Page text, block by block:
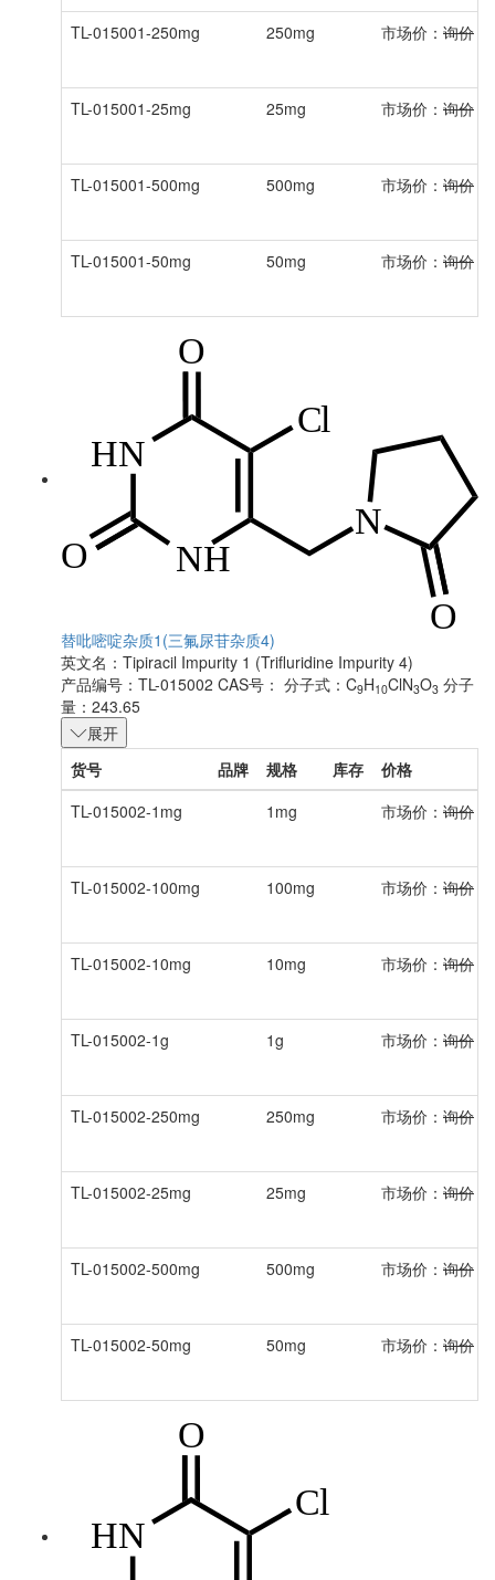
TL-015001-250mg 250mg 市场价： 询价
TL-015001-25mg 25mg 市场价： 询价
TL-015001-500mg 500mg 市场价： 询价
TL-015001-50mg 50mg 市场价： 询价
替吡嘧啶杂质1(三氟尿苷杂质4)
英文名： Tipiracil Impurity 1 (Trifluridine Impurity 4)
产品编号：TL-015002 CAS号： 分子式：C9H10ClN3O3 分子
量：243.65
展开
货号
品牌 规格 库存
价格
TL-015002-1mg
1mg 市场价： 询价
TL-015002-100mg 100mg 市场价： 询价
TL-015002-10mg 10mg 市场价： 询价
TL-015002-1g 1g 市场价： 询价
TL-015002-250mg 250mg 市场价： 询价
TL-015002-25mg 25mg 市场价： 询价
TL-015002-500mg 500mg 市场价： 询价
TL-015002-50mg 50mg 市场价： 询价